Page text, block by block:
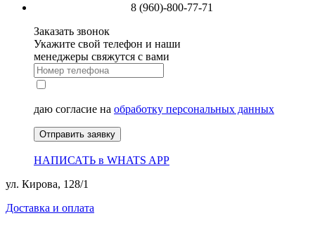
8 (960)-800-77-71
Заказать звонок
Укажите свой телефон и наши
менеджеры свяжутся с вами
даю согласие на обработку персональных данных
Отправить заявку
НАПИСАТЬ в WHATS APP
ул. Кирова, 128/1
Доставка и оплата